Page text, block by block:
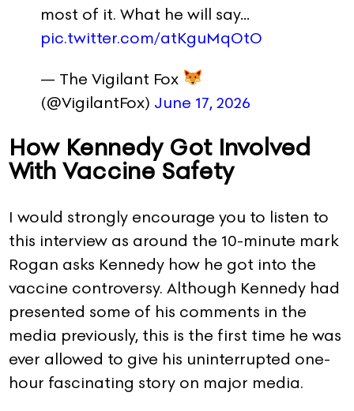
most of it. What he will say…
pic.twitter.com/atKguMqOtO
— The Vigilant Fox
(@VigilantFox) June 17, 2026
How Kennedy Got Involved
With Vaccine Safety
I would strongly encourage you to listen to
this interview as around the 10-minute mark
Rogan asks Kennedy how he got into the
vaccine controversy. Although Kennedy had
presented some of his comments in the
media previously, this is the first time he was
ever allowed to give his uninterrupted one-
hour fascinating story on major media.